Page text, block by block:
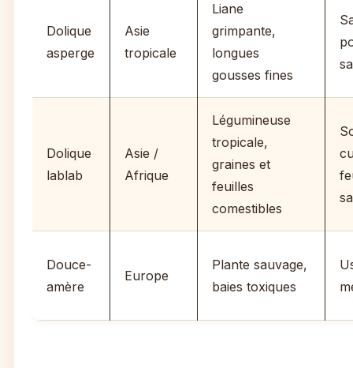
Dolique
asperge
Asie
tropicale
Liane
grimpante,
longues
gousses fines
Dolique
lablab
Asie /
Afrique
Légumineuse
tropicale,
graines et
feuilles
comestibles
Douce-
amère
Europe
Plante sauvage,
baies toxiques